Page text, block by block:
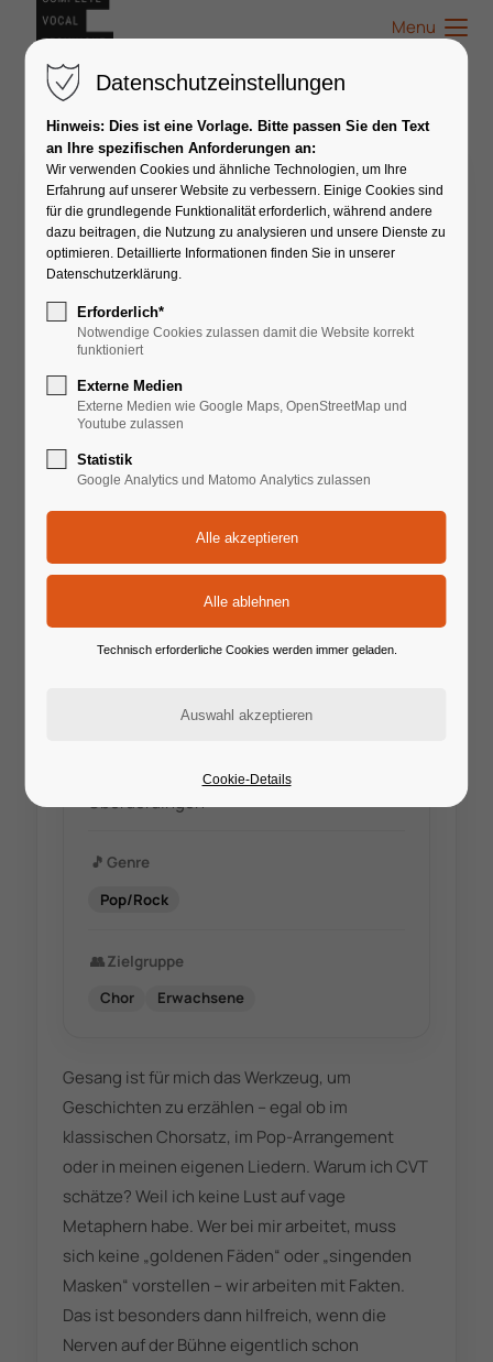
Menu
Philipp Lingenfelser
www.philipplingenfelser.de
cvt@lingenfelser.net
Oberderdingen
🎵 Genre
Pop/Rock
👥Zielgruppe
Chor
Erwachsene
Gesang ist für mich das Werkzeug, um
Geschichten zu erzählen – egal ob im
klassischen Chorsatz, im Pop-Arrangement
oder in meinen eigenen Liedern. Warum ich CVT
schätze? Weil ich keine Lust auf vage
Metaphern habe. Wer bei mir arbeitet, muss
sich keine „goldenen Fäden“ oder „singenden
Masken“ vorstellen – wir arbeiten mit Fakten.
Das ist besonders dann hilfreich, wenn die
Nerven auf der Bühne eigentlich schon
Datenschutzeinstellungen
Hinweis: Dies ist eine Vorlage. Bitte passen Sie den Text
an Ihre spezifischen Anforderungen an:
Wir verwenden Cookies und ähnliche Technologien, um Ihre
Erfahrung auf unserer Website zu verbessern. Einige Cookies sind
für die grundlegende Funktionalität erforderlich, während andere
dazu beitragen, die Nutzung zu analysieren und unsere Dienste zu
optimieren. Detaillierte Informationen finden Sie in unserer
Datenschutzerklärung.
Erforderlich*
Notwendige Cookies zulassen damit die Website korrekt
funktioniert
Externe Medien
Externe Medien wie Google Maps, OpenStreetMap und
Youtube zulassen
Statistik
Google Analytics und Matomo Analytics zulassen
Technisch erforderliche Cookies werden immer geladen.
Cookie-Details